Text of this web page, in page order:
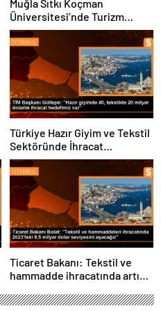
Muğla Sıtkı Koçman
Üniversitesi’nde Turizm
Sektörü ve Öğrenciler
Buluştu
Türkiye Hazır Giyim ve Tekstil
Sektöründe İhracat
Hedeflerini Açıkladı
Ticaret Bakanı: Tekstil ve
hammadde ihracatında artış